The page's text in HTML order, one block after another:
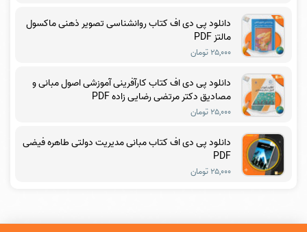
دانلود پی دی اف کتاب روانشناسی تصویر ذهنی ماکسول
مالتز PDF
۲۵,۰۰۰ تومان
دانلود پی دی اف کتاب کارآفرینی آموزشی اصول مبانی و
مصادیق دکتر مرتضی رضایی زاده PDF
۲۵,۰۰۰ تومان
دانلود پی دی اف کتاب مبانی مدیریت دولتی طاهره فیضی
PDF
۲۵,۰۰۰ تومان